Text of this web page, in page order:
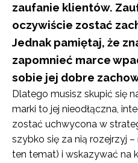
zaufanie klientów.
oczywiście zostać
Jednak pamiętaj, że
zapomnieć marce
sobie jej dobre
Dlatego musisz skupić się
marki to jej nieodłączna,
zostać uchwycona w
szybko się za nią rozejrzyj
ten temat) i wskazywać na